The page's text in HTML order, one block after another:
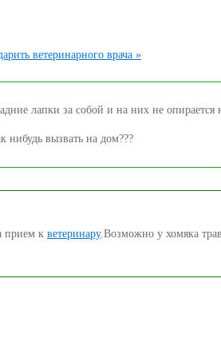
ветеринарного врача »
лапки за собой и на них не
нибудь вызвать на дом???
прием к ветеринару.Возможно у хомяка